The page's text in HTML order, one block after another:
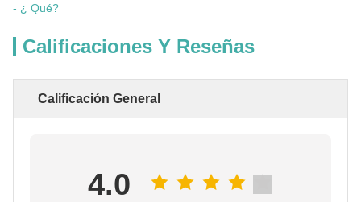
- ¿ Qué?
Calificaciones Y Reseñas
Calificación General
4.0